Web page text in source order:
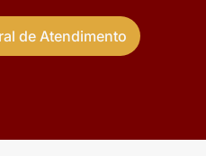
de Atendimento